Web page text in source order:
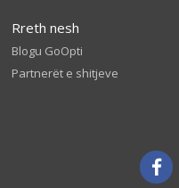
Rreth nesh
Blogu GoOpti
Partnerët e shitjeve